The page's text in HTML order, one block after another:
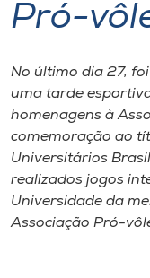
I.nova
Diplomados
Pró-
No último dia 27,
uma tarde
homenagens à
comemoração ao
Universitários
realizados jogos
Universidade da
Associação Pró-